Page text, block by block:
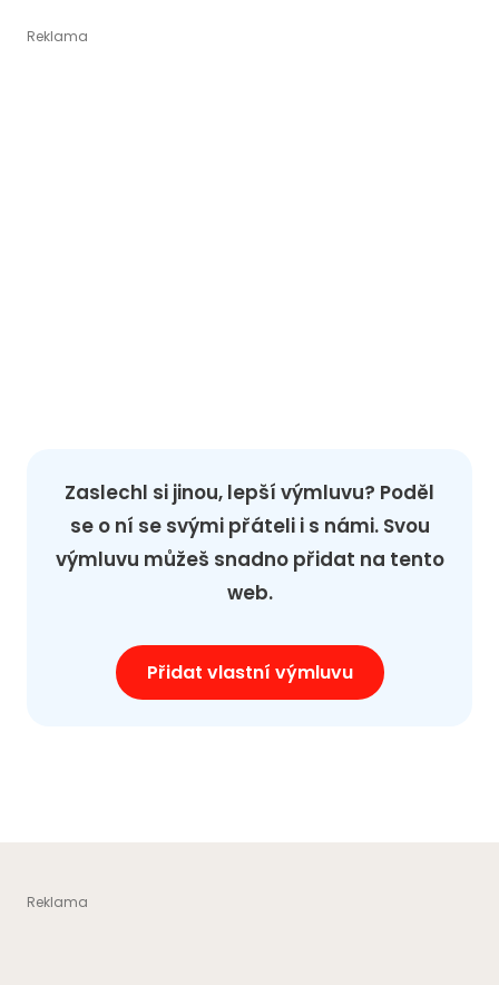
Zaslechl si jinou, lepší výmluvu? Poděl
se o ní se svými přáteli i s námi. Svou
výmluvu můžeš snadno přidat na tento
web.
Přidat vlastní výmluvu